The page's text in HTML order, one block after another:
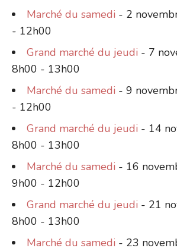
Marché du samedi - 2
- 12h00
Grand marché du jeudi - 7
8h00 - 13h00
Marché du samedi - 9
- 12h00
Grand marché du jeudi - 14
8h00 - 13h00
Marché du samedi - 16
9h00 - 12h00
Grand marché du jeudi - 21
8h00 - 13h00
Marché du samedi - 23